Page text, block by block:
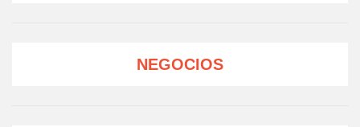
NEGOCIOS